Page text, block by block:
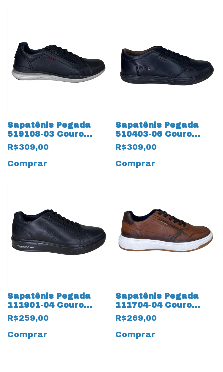
Sapatênis Pegada
519108-03 Couro
Natural Stretch
17684 Preto
R$309,00
Comprar
Sapatênis Pegada
510403-06 Couro
Natural Stretch
17685 Preto
R$309,00
Comprar
Sapatênis Pegada
111901-04 Couro
Natural Stretch
17653 Preto
R$259,00
Comprar
Sapatênis Pegada
111704-04 Couro
Natural Nature 17554
Cravo
R$269,00
Comprar